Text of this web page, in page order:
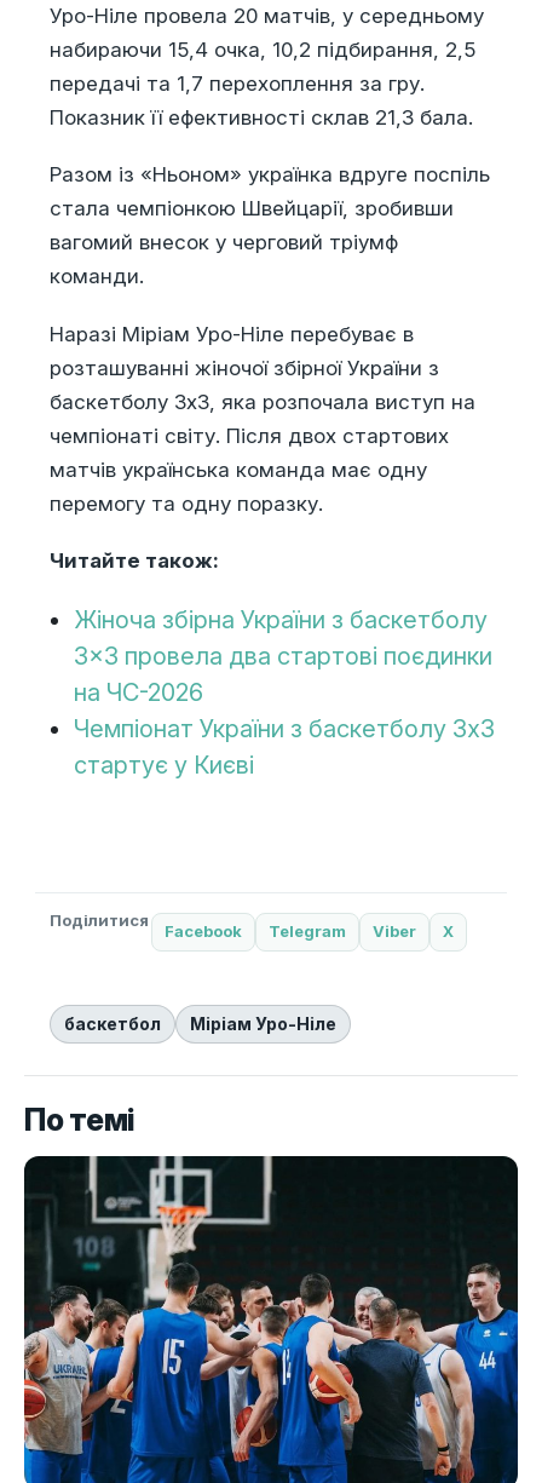
Уро-Ніле провела 20 матчів, у середньому
набираючи 15,4 очка, 10,2 підбирання, 2,5
передачі та 1,7 перехоплення за гру.
Показник її ефективності склав 21,3 бала.
Разом із «Ньоном» українка вдруге поспіль
стала чемпіонкою Швейцарії, зробивши
вагомий внесок у черговий тріумф
команди.
Наразі Міріам Уро-Ніле перебуває в
розташуванні жіночої збірної України з
баскетболу 3х3, яка розпочала виступ на
чемпіонаті світу. Після двох стартових
матчів українська команда має одну
перемогу та одну поразку.
Читайте також:
Жіноча збірна України з баскетболу
3×3 провела два стартові поєдинки
на ЧС-2026
Чемпіонат України з баскетболу 3х3
стартує у Києві
Поділитися
Facebook Telegram Viber X
баскетбол Міріам Уро-Ніле
По темі